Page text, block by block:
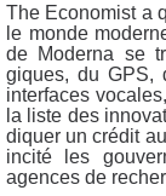
The Eco­no­mist a
le monde
de Moder­na se
giques, du GPS,
inter­faces
la liste des
di­quer un cré­dit
inci­té les
agences de